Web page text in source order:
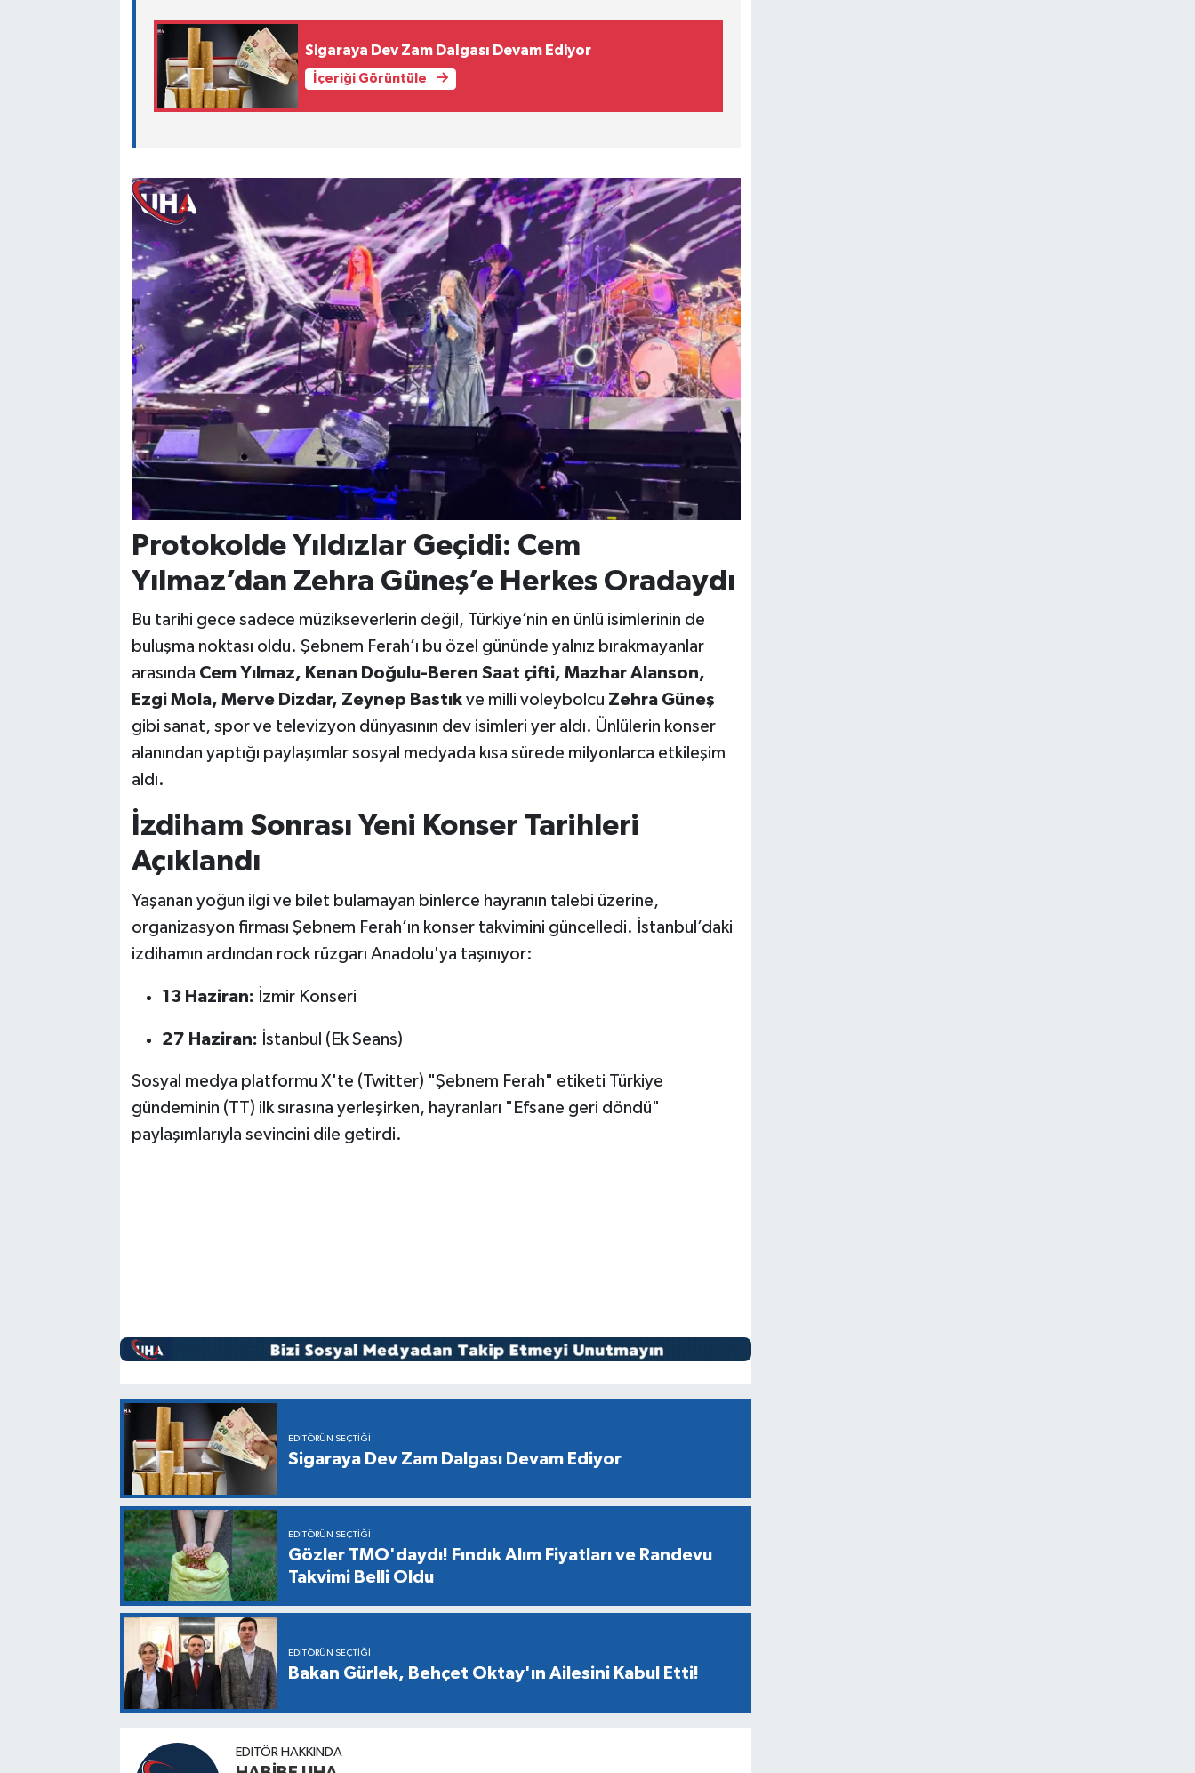
Sigaraya Dev Zam Dalgası Devam Ediyor
İçeriği Görüntüle
Protokolde Yıldızlar Geçidi: Cem
Yılmaz’dan Zehra Güneş’e Herkes Oradaydı
Bu tarihi gece sadece müzikseverlerin değil, Türkiye’nin en ünlü isimlerinin de
buluşma noktası oldu. Şebnem Ferah’ı bu özel gününde yalnız bırakmayanlar
arasında Cem Yılmaz, Kenan Doğulu-Beren Saat çifti, Mazhar Alanson,
Ezgi Mola, Merve Dizdar, Zeynep Bastıkve milli voleybolcu Zehra Güneş
gibi sanat, spor ve televizyon dünyasının dev isimleri yer aldı. Ünlülerin konser
alanından yaptığı paylaşımlar sosyal medyada kısa sürede milyonlarca etkileşim
aldı.
İzdiham Sonrası Yeni Konser Tarihleri
Açıklandı
Yaşanan yoğun ilgi ve bilet bulamayan binlerce hayranın talebi üzerine,
organizasyon firması Şebnem Ferah’ın konser takvimini güncelledi. İstanbul’daki
izdihamın ardından rock rüzgarı Anadolu'ya taşınıyor:
13 Haziran: İzmir Konseri
27 Haziran: İstanbul (Ek Seans)
Sosyal medya platformu X'te (Twitter) "Şebnem Ferah" etiketi Türkiye
gündeminin (TT) ilk sırasına yerleşirken, hayranları "Efsane geri döndü"
paylaşımlarıyla sevincini dile getirdi.
EDITÖRÜN SEÇTIĞI
Sigaraya Dev Zam Dalgası Devam Ediyor
EDITÖRÜN SEÇTIĞI
Gözler TMO'daydı! Fındık Alım Fiyatları ve Randevu
Takvimi Belli Oldu
EDITÖRÜN SEÇTIĞI
Bakan Gürlek, Behçet Oktay'ın Ailesini Kabul Etti!
EDITÖR HAKKINDA